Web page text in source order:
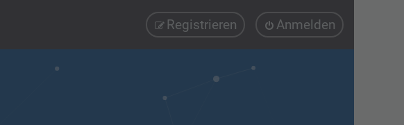
Anmelden
Registrieren